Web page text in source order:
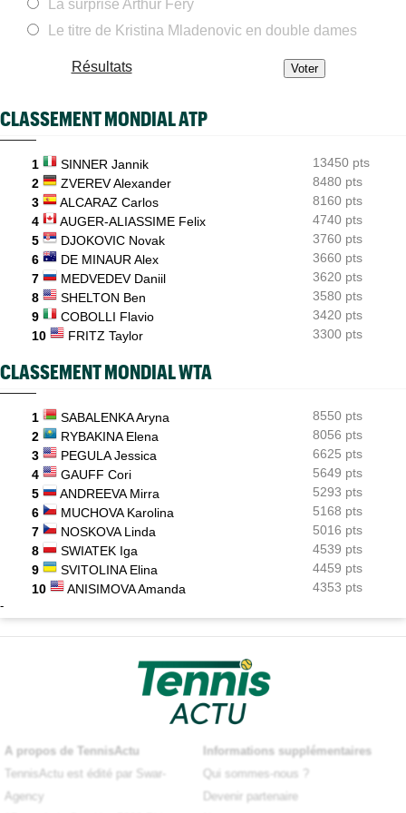
ATP - Montréal
Fils, Rinderknech et Droguet ce jeudi : horaires et diffusion TV
BJK Cup
Zheng, Rybakina, Noskova... : qui jouera les BJK Cup Finals ?
Les Bleus U16 ont décroché leur deuxième médaille
13:22
ATP - Montréal
Terence Atmane a scalpé Tiafoe, Draper puis Khachanov en 9
jours
13:01
WTA - Toronto
Sabalenka, Swiatek et Pegula ce jeudi : horaires et diffusion TV
La surprise Arthur Fery
Le titre de Kristina Mladenovic en double dames
Résultats
CLASSEMENT MONDIAL ATP
1 SINNER Jannik
13450 pts
2
ZVEREV Alexander
8480 pts
3
ALCARAZ Carlos
8160 pts
4
AUGER-ALIASSIME Felix
4740 pts
5
DJOKOVIC Novak
3760 pts
6
DE MINAUR Alex
3660 pts
7
MEDVEDEV Daniil
3620 pts
8
SHELTON Ben
3580 pts
9
COBOLLI Flavio
3420 pts
10
FRITZ Taylor 3300 pts
CLASSEMENT MONDIAL WTA
1 SABALENKA Aryna
8550 pts
2
RYBAKINA Elena
8056 pts
3
PEGULA Jessica
6625 pts
4
GAUFF Cori
5649 pts
5
ANDREEVA Mirra
5293 pts
6
MUCHOVA Karolina
5168 pts
7
NOSKOVA Linda
5016 pts
8
SWIATEK Iga
4539 pts
9
SVITOLINA Elina
4459 pts
10
ANISIMOVA Amanda 4353 pts
-
A propos de TennisActu
TennisActu est édité par Swar-
Agency
Informations supplémentaires
Qui sommes-nous ?
Devenir partenaire